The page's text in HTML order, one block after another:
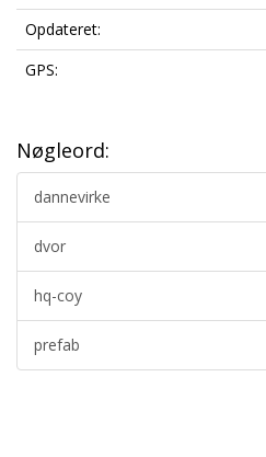
Opdateret:
GPS:
Nøgleord:
dannevirke
dvor
hq-coy
prefab